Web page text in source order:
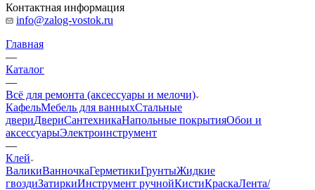
Контактная информация
info@zalog-vostok.ru
Главная
—
Каталог
—
Всё для ремонта (аксессуары и мелочи)
КафельМебель для ванныхСтальные
двериДвериСантехникаНапольные покрытияОбои и
аксессуарыЭлектроинструмент
—
Клей
ВаликиВанночкаГерметикиГрунтыЖидкие
гвоздиЗатиркиИнструмент ручнойКистиКраскаЛента/